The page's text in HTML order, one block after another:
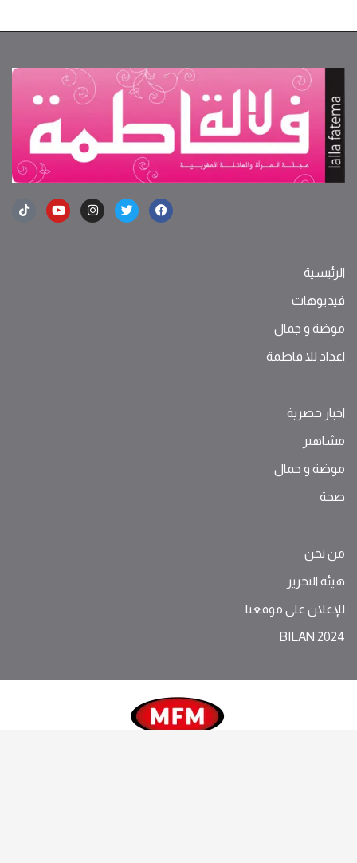
الرئيسية
فيديوهات
موضة ‫و‬ ‫‬‫جمال‬
اعداد للا فاطمة
اخبار حصرية
مشاهير
موضة ‫و‬ ‫‬‫جمال‬
صحة
من نحن
هيئة التحرير
للإعلان على موقعنا
BILAN 2024